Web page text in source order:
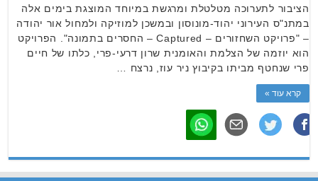
הציבור לתערוכה מטלטלת ומרגשת במיוחד המוצגת בימים אלה
במתנ"ס העירוני יהוד-מונוסון ובמשכן למוזיקה ולמחול אור יהודה
– "פרויקט השחזורים – Captured – החסרים בתמונה". הפרויקט
הוא יוזמה של הצלמת והאומנית שרון דרעי-פרי, כלתו של חיים
פרי שנחטף מביתו בקיבוץ ניר עוז, נרצח …
קרא עוד »